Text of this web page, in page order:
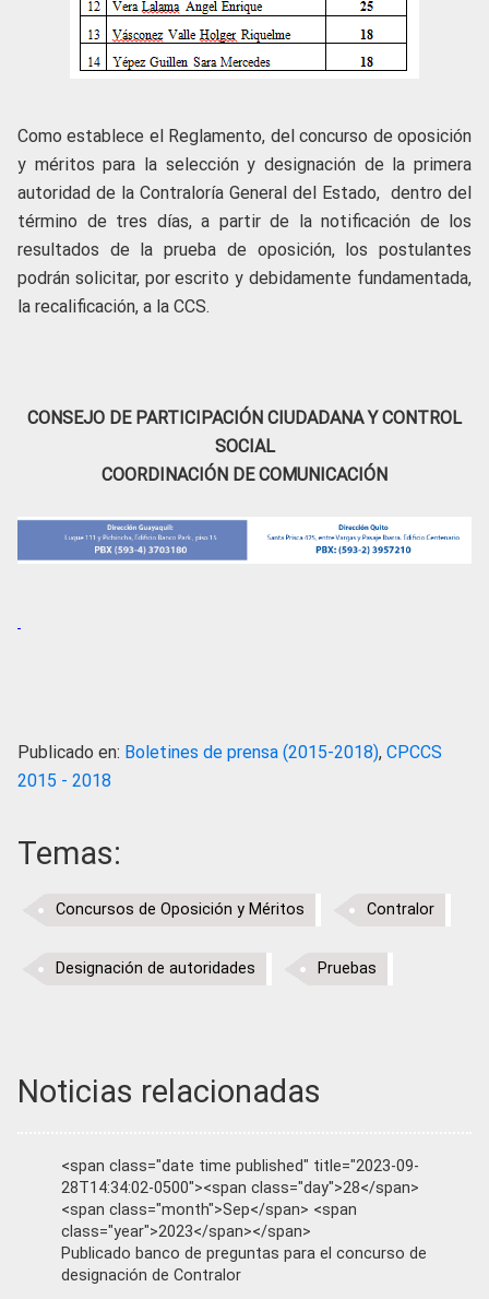
Como establece el Reglamento, del concurso de oposición
y méritos para la selección y designación de la primera
autoridad de la Contraloría General del Estado, dentro del
término de tres días, a partir de la notificación de los
resultados de la prueba de oposición, los postulantes
podrán solicitar, por escrito y debidamente fundamentada,
la recalificación, a la CCS.
CONSEJO DE PARTICIPACIÓN CIUDADANA Y CONTROL
SOCIAL
COORDINACIÓN DE COMUNICACIÓN
Publicado en: Boletines de prensa (2015-2018), CPCCS
2015 - 2018
Temas:
Concursos de Oposición y Méritos Contralor
Designación de autoridades Pruebas
Noticias relacionadas
<span class="date time published" title="2023-09-
28T14:34:02-0500"><span class="day">28</span>
<span class="month">Sep</span> <span
class="year">2023</span></span>
Publicado banco de preguntas para el concurso de
designación de Contralor